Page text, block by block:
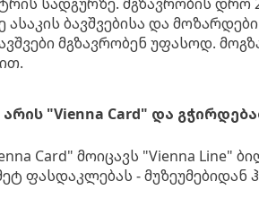
ასაკის ბავშვებისა და
მგზავრობენ უფასოდ.
"Vienna Card" და
Card" მოიცავს "Vienna Line"
ფასდაკლებას - მუზეუმებიდან